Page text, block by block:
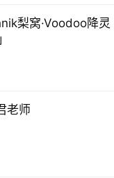
梨窝·Voodoo降灵
老师